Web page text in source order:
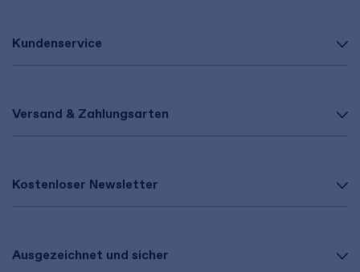
Kundenservice
Versand & Zahlungsarten
Kostenloser Newsletter
Ausgezeichnet und sicher